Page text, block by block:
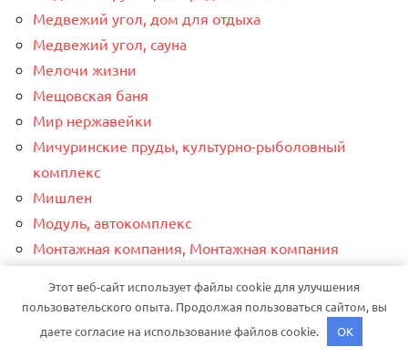
Медвежий угол, дом для отдыха
Медвежий угол, сауна
Мелочи жизни
Мещовская баня
Мир нержавейки
Мичуринские пруды, культурно-рыболовный
комплекс
Мишлен
Модуль, автокомплекс
Монтажная компания, Монтажная компания
Этот веб-сайт использует файлы cookie для улучшения
пользовательского опыта. Продолжая пользоваться сайтом, вы
даете согласие на использование файлов cookie.
OK